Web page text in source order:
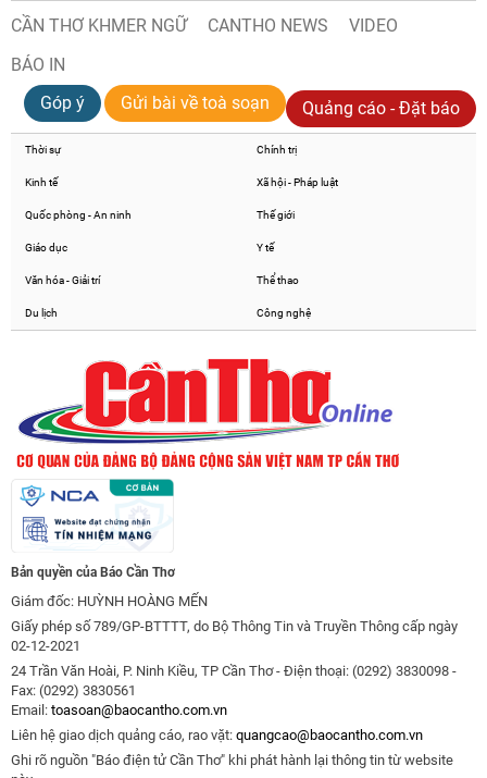
CẦN THƠ KHMER NGỮ CANTHO NEWS
VIDEO
BÁO IN
Góp ý
Gửi bài về toà soạn Quảng cáo - Đặt báo
Thời sự Chính trị
Kinh tế Xã hội - Pháp luật
Quốc phòng - An ninh Thế giới
Giáo dục Y tế
Văn hóa - Giải trí Thể thao
Du lịch Công nghệ
Bản quyền của Báo Cần Thơ
Giám đốc: HUỲNH HOÀNG MẾN
Giấy phép số 789/GP-BTTTT, do Bộ Thông Tin và Truyền Thông cấp ngày
02-12-2021
24 Trần Văn Hoài, P. Ninh Kiều, TP Cần Thơ - Điện thoại: (0292) 3830098 -
Fax: (0292) 3830561
Email: toasoan@baocantho.com.vn
Liên hệ giao dịch quảng cáo, rao vặt: quangcao@baocantho.com.vn
Ghi rõ nguồn "Báo điện tử Cần Thơ" khi phát hành lại thông tin từ website